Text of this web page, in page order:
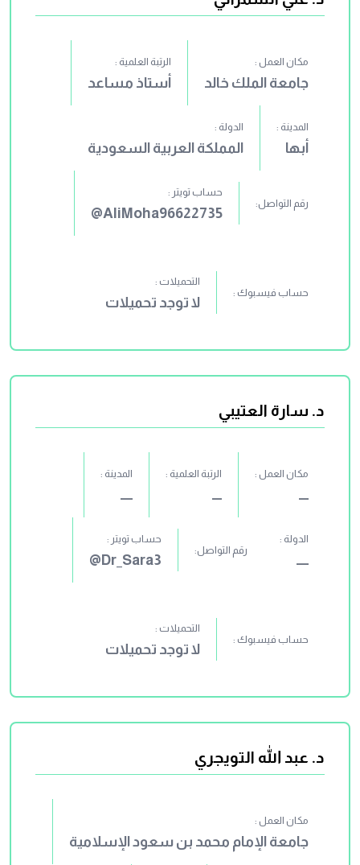
مكان العمل :
جامعة الملك خالد
الرتبة العلمية :
أستاذ مساعد
المدينة :
أبها
الدولة :
المملكة العربية السعودية
رقم التواصل:
حساب تويتر :
AliMoha96622735@
حساب فيسبوك :
التحميلات :
لا توجد تحميلات
د. سارة العتيبي
مكان العمل :
ــــ
الرتبة العلمية :
ــــ
المدينة :
ـــــ
الدولة :
ـــــ
رقم التواصل:
حساب تويتر :
Dr_Sara3@
حساب فيسبوك :
التحميلات :
لا توجد تحميلات
د. عبد الله التويجري
مكان العمل :
جامعة الإمام محمد بن سعود الإسلامية